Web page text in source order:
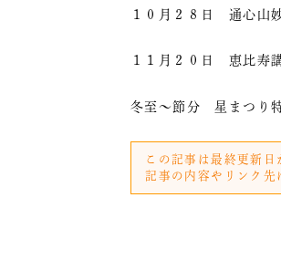
１０月２８日 通心山
１１月２０日 恵比寿
冬至～節分 星まつり
この記事は最終更新日
記事の内容やリンク先